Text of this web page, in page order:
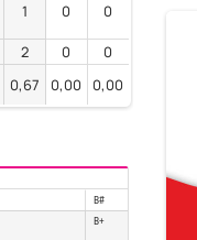
1 0 0
2 0
0
0,67 0,00 0,00
B#
B+